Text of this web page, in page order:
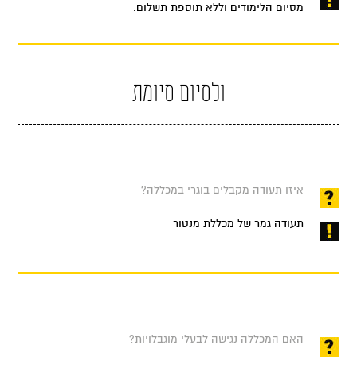
מסיום הלימודים וללא תוספת תשלום.
ולסיום סיומת
איזו תעודה מקבלים בוגרי במכללה?
תעודה גמר של מכללת מנטור
האם המכללה נגישה לבעלי מוגבלויות?